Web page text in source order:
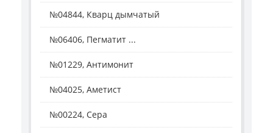
№04844, Кварц дымчатый
№06406, Пегматит ...
№01229, Антимонит
№04025, Аметист
№00224, Сера